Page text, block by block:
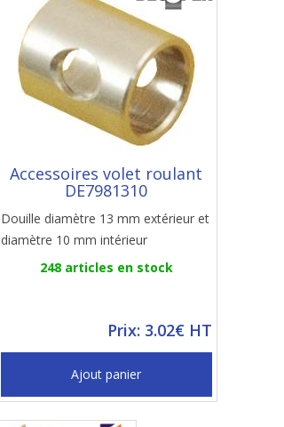
Accessoires volet roulant
DE7981310
Douille diamètre 13 mm extérieur et
diamètre 10 mm intérieur
248 articles en stock
Prix: 3.02€ HT
Ajout panier